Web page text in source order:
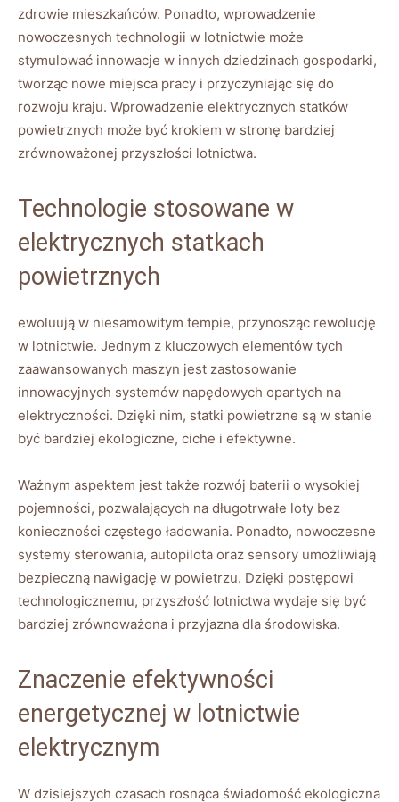
zdrowie mieszkańców. Ponadto, wprowadzenie
nowoczesnych‌ technologii w​ lotnictwie może
stymulować innowacje w⁣ innych dziedzinach gospodarki,
tworząc ‍nowe ⁢miejsca pracy​ i przyczyniając się do
rozwoju kraju. ​Wprowadzenie elektrycznych statków
powietrznych może​ być ⁢krokiem w stronę ‌bardziej
zrównoważonej przyszłości⁣ lotnictwa.
Technologie stosowane ⁤w
elektrycznych statkach
powietrznych
ewoluują ‌w niesamowitym tempie, przynosząc⁤ rewolucję
w lotnictwie. ⁤Jednym z kluczowych elementów tych⁤
zaawansowanych maszyn ⁤jest zastosowanie
innowacyjnych systemów napędowych opartych ⁢na ​
elektryczności.⁣ Dzięki ​nim, statki powietrzne są w stanie
być bardziej ekologiczne, ciche ⁤i efektywne.
Ważnym aspektem jest także rozwój baterii ⁢o ‍wysokiej
pojemności, pozwalających na długotrwałe loty bez
⁣konieczności częstego‌ ładowania. Ponadto, nowoczesne
systemy sterowania, autopilota oraz ⁣sensory ⁤umożliwiają
bezpieczną nawigację w powietrzu. Dzięki postępowi
technologicznemu, przyszłość‌ lotnictwa wydaje‌ się‍ być
bardziej zrównoważona⁤ i przyjazna dla środowiska.
Znaczenie efektywności
⁣energetycznej‌ w lotnictwie
⁢elektrycznym
W dzisiejszych czasach rosnąca⁤ świadomość ekologiczna